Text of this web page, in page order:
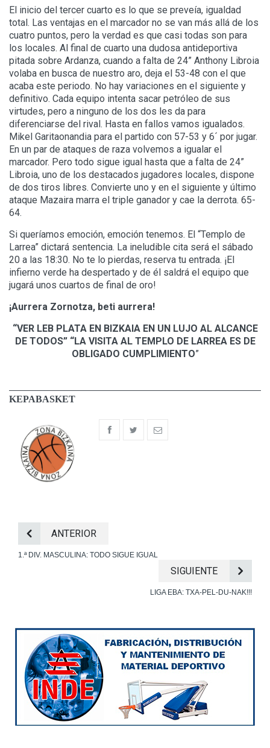
El inicio del tercer cuarto es lo que se preveía, igualdad
total. Las ventajas en el marcador no se van más allá de los
cuatro puntos, pero la verdad es que casi todas son para
los locales. Al final de cuarto una dudosa antideportiva
pitada sobre Ardanza, cuando a falta de 24” Anthony Libroia
volaba en busca de nuestro aro, deja el 53-48 con el que
acaba este periodo. No hay variaciones en el siguiente y
definitivo. Cada equipo intenta sacar petróleo de sus
virtudes, pero a ninguno de los dos les da para
diferenciarse del rival. Hasta en fallos vamos igualados.
Mikel Garitaonandia para el partido con 57-53 y 6´ por jugar.
En un par de ataques de raza volvemos a igualar el
marcador. Pero todo sigue igual hasta que a falta de 24”
Libroia, uno de los destacados jugadores locales, dispone
de dos tiros libres. Convierte uno y en el siguiente y último
ataque Mazaira marra el triple ganador y cae la derrota. 65-
64.
Si queríamos emoción, emoción tenemos. El “Templo de
Larrea” dictará sentencia. La ineludible cita será el sábado
20 a las 18:30. No te lo pierdas, reserva tu entrada. ¡El
infierno verde ha despertado y de él saldrá el equipo que
jugará unos cuartos de final de oro!
¡Aurrera Zornotza, beti aurrera!
“VER LEB PLATA EN BIZKAIA EN UN LUJO AL ALCANCE
DE TODOS” “LA VISITA AL TEMPLO DE LARREA ES DE
OBLIGADO CUMPLIMIENTO”
KEPABASKET
ANTERIOR
1.ª DIV. MASCULINA: TODO SIGUE IGUAL
SIGUIENTE
LIGA EBA: TXA-PEL-DU-NAK!!!